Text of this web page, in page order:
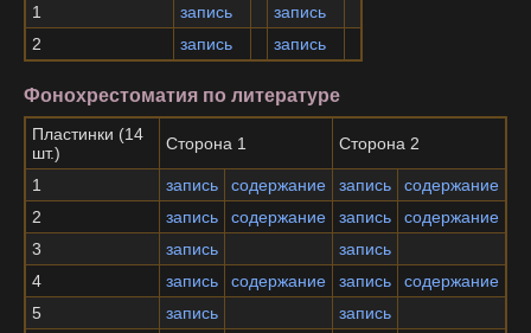
1
запись
запись
2
запись запись
Фонохрестоматия по литературе
Пластинки (14
шт.)
Сторона 1 Сторона 2
1 запись содержание запись
содержание
2
запись содержание запись
содержание
3
запись
запись
4
запись содержание запись
содержание
5
запись
запись